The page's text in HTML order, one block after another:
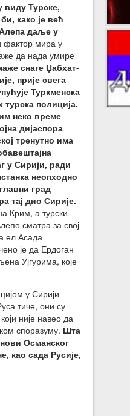
виду Турске,
како је већ
даље у
фактор мира у
да нада умире
снаге Џабхат-
прије свега
Туркменска
турска полиција.
неко време
дијаспора
тренутно има
у Сирији, ради
неопходно
град
тај дио Сирије.
Крим, а турски
сматра за свој
ел Асада
је да Ердоган
Ујгурима, које
у Сирији
тиче, они су
није навео да
споразуму. Шта
Османског
као сада Русије,